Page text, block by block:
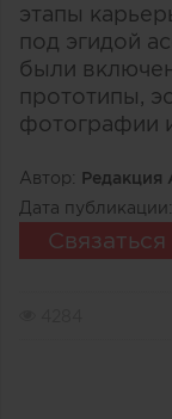
этапы
под эгидой
были
прототипы,
фотографии
Автор: Редакция
Дата публикации:
Связаться